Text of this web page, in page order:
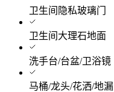
卫生间隐私玻璃门
卫生间大理石地面
洗手台/台盆/卫浴镜
马桶/龙头/花洒/地漏